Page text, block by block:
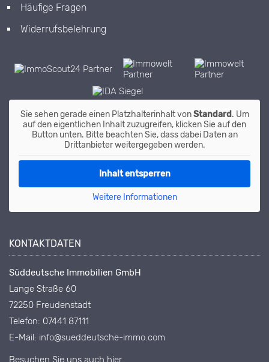
Häufige Fragen
Widerrufsbelehrung
Sie sehen gerade einen Platzhalterinhalt vonStandard . Um
auf den eigentlichen Inhalt zuzugreifen, klicken Sie auf den
Button unten. Bitte beachten Sie, dass dabei Daten an
Drittanbieter weitergegeben werden.
Inhalt entsperren
Weitere Informationen
KONTAKTDATEN
Süddeutsche Immobilien GmbH
Lange Straße 60
72250 Freudenstadt
Telefon: 07441 87111
E-Mail: info@sueddeutsche-immo.com
Besuchen Sie uns auch hier